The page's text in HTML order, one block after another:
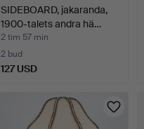
SIDEBOARD, jakaranda,
1900-talets andra hä…
2 tim 57 min
2 bud
127 USD